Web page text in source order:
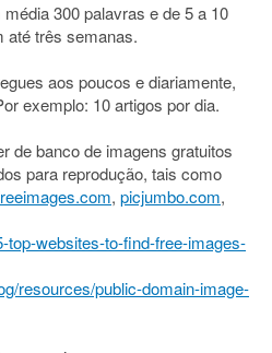
300 palavras e de 5 a 10
até três semanas.
aos poucos e diariamente,
exemplo: 10 artigos por dia.
de banco de imagens gratuitos
para reprodução, tais como
, picjumbo.com,
top-websites-to-find-free-images-
resources/public-domain-image-